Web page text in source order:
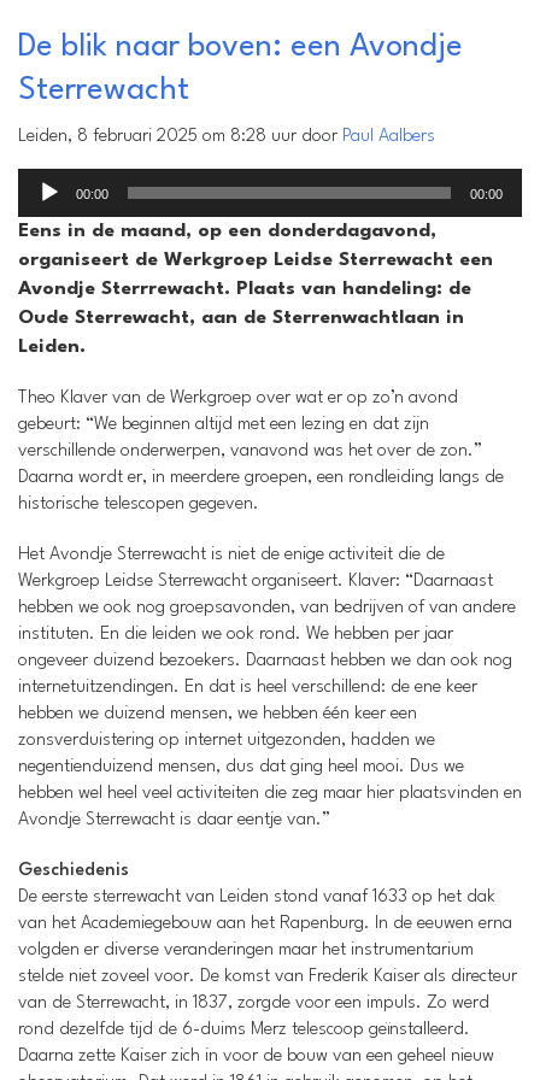
De blik naar boven: een Avondje
Sterrewacht
Leiden, 8 februari 2025 om 8:28 uur door Paul Aalbers
Audiospeler
00:00 00:00
Eens in de maand, op een donderdagavond,
organiseert de Werkgroep Leidse Sterrewacht een
Avondje Sterrrewacht. Plaats van handeling: de
Oude Sterrewacht, aan de Sterrenwachtlaan in
Leiden.
Theo Klaver van de Werkgroep over wat er op zo’n avond
gebeurt: “We beginnen altijd met een lezing en dat zijn
verschillende onderwerpen, vanavond was het over de zon.”
Daarna wordt er, in meerdere groepen, een rondleiding langs de
historische telescopen gegeven.
Het Avondje Sterrewacht is niet de enige activiteit die de
Werkgroep Leidse Sterrewacht organiseert. Klaver: “Daarnaast
hebben we ook nog groepsavonden, van bedrijven of van andere
instituten. En die leiden we ook rond. We hebben per jaar
ongeveer duizend bezoekers. Daarnaast hebben we dan ook nog
internetuitzendingen. En dat is heel verschillend: de ene keer
hebben we duizend mensen, we hebben één keer een
zonsverduistering op internet uitgezonden, hadden we
negentienduizend mensen, dus dat ging heel mooi. Dus we
hebben wel heel veel activiteiten die zeg maar hier plaatsvinden en
Avondje Sterrewacht is daar eentje van.”
Geschiedenis
De eerste sterrewacht van Leiden stond vanaf 1633 op het dak
van het Academiegebouw aan het Rapenburg. In de eeuwen erna
volgden er diverse veranderingen maar het instrumentarium
stelde niet zoveel voor. De komst van Frederik Kaiser als directeur
van de Sterrewacht, in 1837, zorgde voor een impuls. Zo werd
rond dezelfde tijd de 6-duims Merz telescoop geïnstalleerd.
Daarna zette Kaiser zich in voor de bouw van een geheel nieuw